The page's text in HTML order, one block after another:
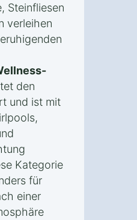
Steinfliesen
verleihen
den
und ist mit
Kategorie
für
einer